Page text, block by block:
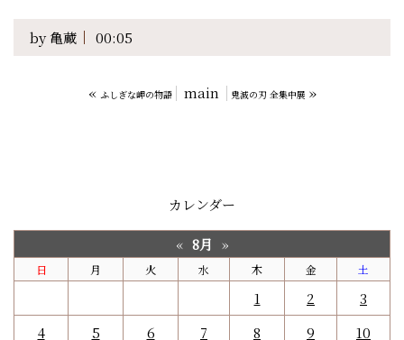
by亀蔵 00:05
« ふしぎな岬の物語 main 鬼滅の刃 全集中展 »
カレンダー
« 8月 »
日 月 火 水 木 金 土
1 2
3
4
5 6 7 8 9 10